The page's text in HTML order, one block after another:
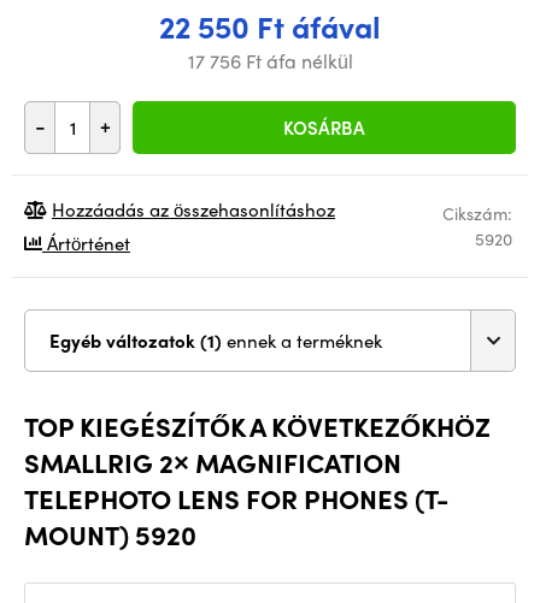
22 550 Ft áfával
17 756 Ft áfa nélkül
- + KOSÁRBA
Cikszám:
5920
Hozzáadás az összehasonlításhoz
Ártörténet
Egyéb változatok (1) ennek a terméknek
TOP KIEGÉSZÍTŐK A KÖVETKEZŐKHÖZ
SMALLRIG 2× MAGNIFICATION
TELEPHOTO LENS FOR PHONES (T-
MOUNT) 5920